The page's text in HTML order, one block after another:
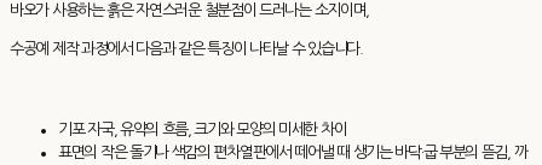
바오가 사용하는 흙은 자연스러운 철분점이 드러나는 소지이며,
수공예 제작 과정에서 다음과 같은 특징이 나타날 수 있습니다.
기포 자국, 유약의 흐름, 크기와 모양의 미세한 차이
표면의 작은 돌기나 색감의 편차열판에서 떼어낼 때 생기는 바닥·굽 부분의 뜯김, 까